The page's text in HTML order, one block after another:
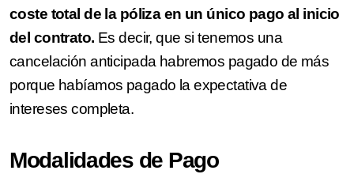
coste total de la póliza en un único pago al inicio
del contrato. Es decir, que si tenemos una
cancelación anticipada habremos pagado de más
porque habíamos pagado la expectativa de
intereses completa.
Modalidades de Pago